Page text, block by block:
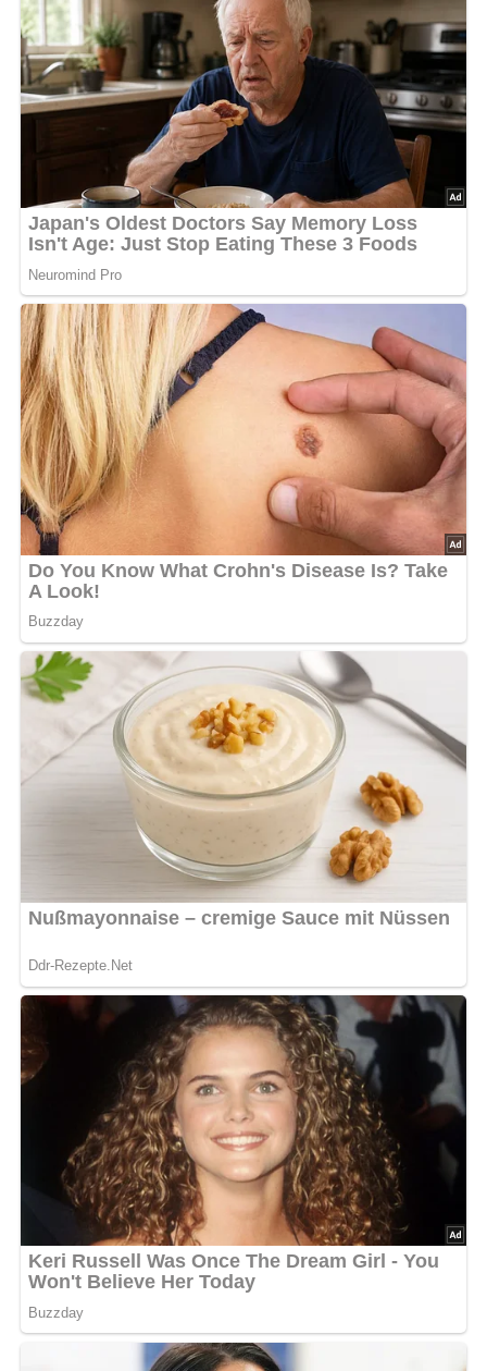
500 g Mehl
30 g Hefe
1 Teelöffel Zucker
1/4 Liter lauwarmes Wasser
100 g Reibekäse
1 Bund Petersilie
50 g Margarine
1/2 Teelöffel Salz
Lob, Kritik, Fragen oder Anregungen zum Rezept?
Dann hinterlasse doch bitte einen Kommentar am
Ende dieser Seite & auch eine Bewertung!
Und so wird es gemacht…
Das Mehl in eine Schüssel geben und eine Mulde
hineindrücken. Die Hefe hineinbröckeln, mit Zucker, etwas
lauwarmem Wasser und wenig Mehl zum Vorteig
verrühren. Zugedeckt 20 bis 30 Minuten an einem warmen
Ort gehen lassen. Dann das restliche lauwarme Wasser,
Käse, gehackte Petersilie, Margarineflöckchen und Salz
zum Vorteig geben. Alles zu einem glatten Teig verkneten
und schlagen, bis er Blasen wirft Runde Brötchen formen,
auf ein gefettetes Blech setzen und dieses auf einen
breiten, flachen Topf mit heißem Wasser stellen.
Zugedeckt nochmals 15 bis 20 Minuten gehen lassen. Die
Brötchen vor dem Backen kreuzweise einstechen. Auf
mittlerer Schiene im vorgeheizten Ofen bei 200 °C 20 bis
25 Minuten backen.
Nach: Deftiges, Verlag für die Frau Leipzig, DDR, 1987
Kennst du schon unser tolles DDR-Quiz?Was weißt du
noch alles über die DDR?Teste dein Wissen jetzt!
Jetzt Sterne vergeben – Rezept
bewerten
(1 Bewertung)